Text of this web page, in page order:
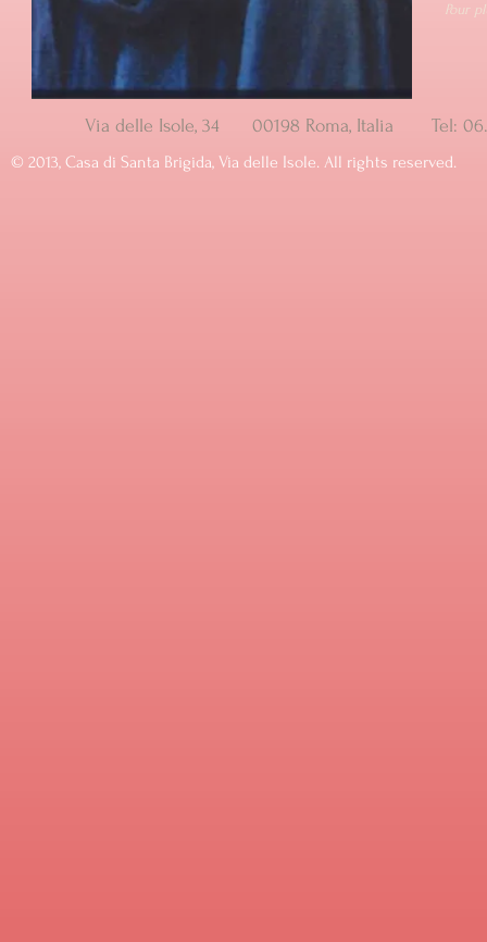
Pour
Via delle Isole, 34 00198 Roma, Italia Tel:
© ​2013, Casa di Santa Brigida, Via delle Isole. All rights reserved.